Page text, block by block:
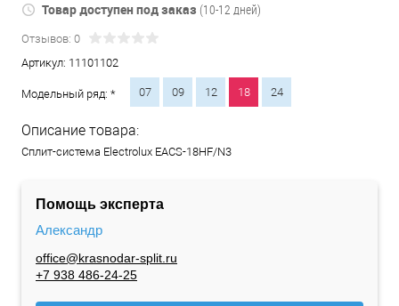
Товар доступен под заказ (10-12 дней)
Отзывов: 0
Артикул: 11101102
Модельный ряд: * 07 09 12 18 24
Описание товара:
Сплит-система Electrolux EACS-18HF/N3
Помощь эксперта
Александр
office@krasnodar-split.ru
+7 938 486-24-25